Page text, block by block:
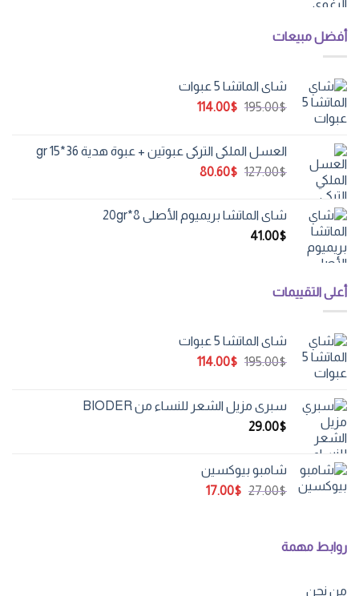
أفضل مبيعات
شاي الماتشا 5 عبوات
195.00$
السعر
195.00$.
114.00$
السعر
114.00$.
العسل الملكي التركي عبوتين + عبوة هدية 36*15 gr
127.00$
السعر
127.00$.
80.60$
السعر
80.60$.
شاي الماتشا بريميوم الأصلي 8*20gr
41.00$
أعلى التقييمات
شاي الماتشا 5 عبوات
195.00$
السعر
195.00$.
114.00$
السعر
114.00$.
سبري مزيل الشعر للنساء من BIODER
29.00$
شامبو بيوكسين
27.00$
السعر
17.00$
السعر
روابط مهمة
من نحن